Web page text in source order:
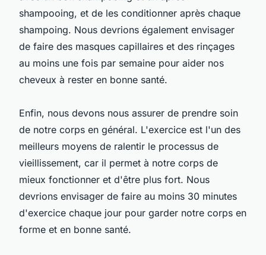
shampooing, et de les conditionner après chaque
shampoing. Nous devrions également envisager
de faire des masques capillaires et des rinçages
au moins une fois par semaine pour aider nos
cheveux à rester en bonne santé.
Enfin, nous devons nous assurer de prendre soin
de notre corps en général. L'exercice est l'un des
meilleurs moyens de ralentir le processus de
vieillissement, car il permet à notre corps de
mieux fonctionner et d'être plus fort. Nous
devrions envisager de faire au moins 30 minutes
d'exercice chaque jour pour garder notre corps en
forme et en bonne santé.